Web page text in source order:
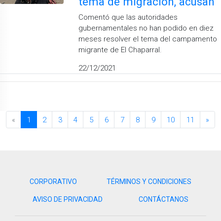
Comentó que las autoridades
gubernamentales no han podido en diez
meses resolver el tema del campamento
migrante de El Chaparral.
22/12/2021
« 1 2 3 4 5 6 7 8 9 10 11 »
CORPORATIVO TÉRMINOS Y CONDICIONES
AVISO DE PRIVACIDAD CONTÁCTANOS